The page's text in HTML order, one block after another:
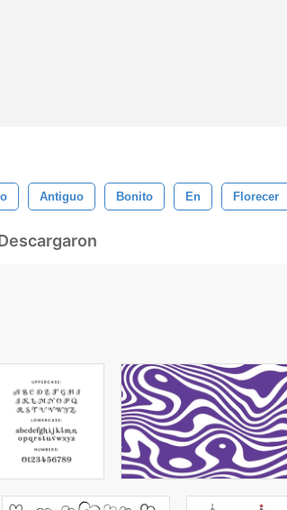
Antiguo Bonito En Florecer